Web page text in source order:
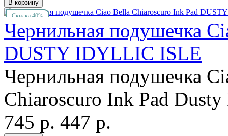
Скидка 40%
Чернильная подушечка
DUSTY IDYLLIC ISLE
Чернильная подушечка
Chiaroscuro Ink Pad
745 р. 447 р.